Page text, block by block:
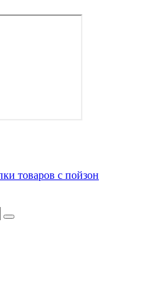
товаров с пойзон